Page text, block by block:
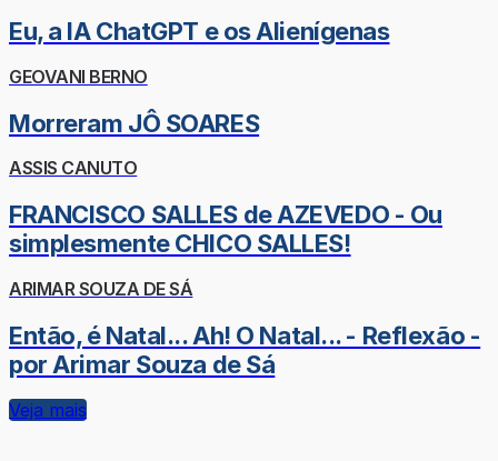
Eu, a IA ChatGPT e os Alienígenas
GEOVANI BERNO
Morreram JÔ SOARES
ASSIS CANUTO
FRANCISCO SALLES de AZEVEDO - Ou
simplesmente CHICO SALLES!
ARIMAR SOUZA DE SÁ
Então, é Natal... Ah! O Natal... - Reflexão -
por Arimar Souza de Sá
Veja mais